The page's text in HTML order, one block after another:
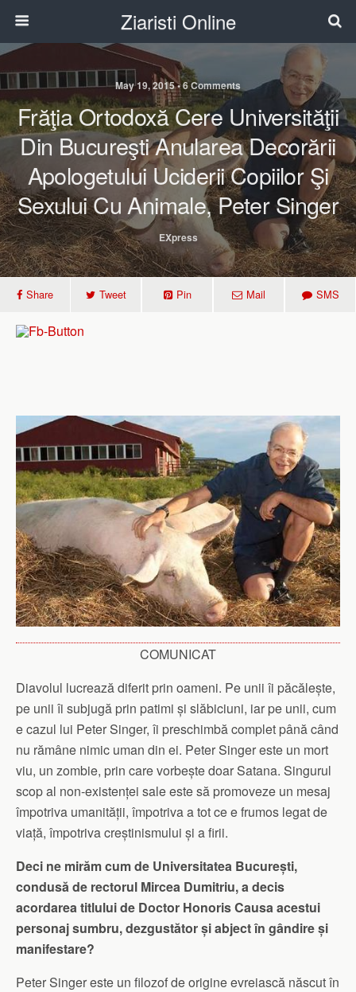
Ziaristi Online
May 19, 2015 • 6 Comments
Frăţia Ortodoxă Cere Universităţii
Din Bucureşti Anularea Decorării
Apologetului Uciderii Copiilor Şi
Sexului Cu Animale, Peter Singer
EXpress
Share Tweet Pin Mail SMS
COMUNICAT
Diavolul lucrează diferit prin oameni. Pe unii îi păcălește,
pe unii îi subjugă prin patimi și slăbiciuni, iar pe unii, cum
e cazul lui Peter Singer, îi preschimbă complet până când
nu rămâne nimic uman din ei. Peter Singer este un mort
viu, un zombie, prin care vorbește doar Satana. Singurul
scop al non-existenței sale este să promoveze un mesaj
împotriva umanității, împotriva a tot ce e frumos legat de
viață, împotriva creștinismului și a firii.
Deci ne mirăm cum de Universitatea București,
condusă de rectorul Mircea Dumitriu, a decis
acordarea titlului de Doctor Honoris Causa acestui
personaj sumbru, dezgustător și abject în gândire și
manifestare?
Peter Singer este un filozof de origine evreiască născut în